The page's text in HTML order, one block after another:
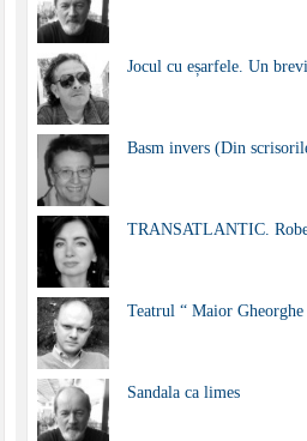
Jocul cu eșarfele. Un
Basm invers (Din
TRANSATLANTIC.
Teatrul “ Maior
Sandala ca limes